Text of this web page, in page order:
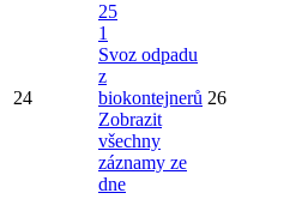
24
25
1
Svoz odpadu
z
biokontejnerů
Zobrazit
všechny
záznamy ze
dne
26